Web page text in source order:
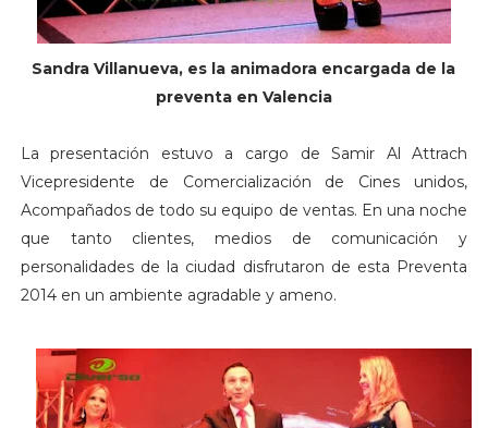
Sandra Villanueva, es la animadora encargada de la
preventa en Valencia
La presentación estuvo a cargo de Samir Al Attrach
Vicepresidente de Comercialización de Cines unidos,
Acompañados de todo su equipo de ventas. En una noche
que tanto clientes, medios de comunicación y
personalidades de la ciudad disfrutaron de esta Preventa
2014 en un ambiente agradable y ameno.